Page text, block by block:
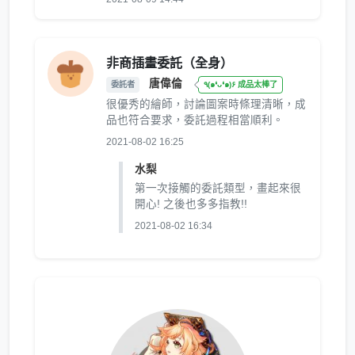
非商插畫委託（全身）
委託者 唐偉倫 ٩(๑❛ᴗ❛๑)۶ 成品太棒了
很優秀的繪師，討論圖案時條理清晰，成
品也符合要求，委託過程相當順利。
2021-08-02 16:25
水梨
第一次接觸的委託類型，畫起來很
開心! 之後也多多指教!!
2021-08-02 16:34